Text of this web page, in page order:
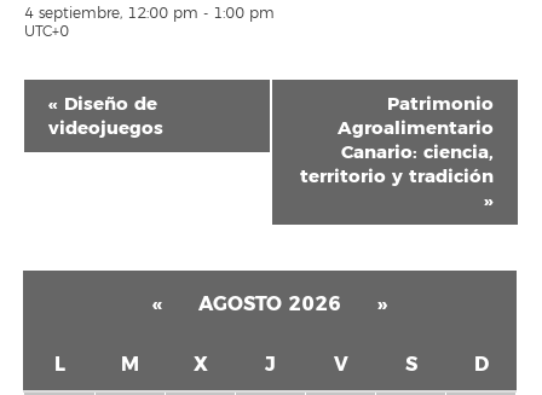
4 septiembre, 12:00 pm - 1:00 pm
UTC+0
Navegación
del
Evento
« Diseño de
videojuegos
Patrimonio
Agroalimentario
Canario: ciencia,
territorio y tradición
»
« AGOSTO 2026 »
L M X J V S D